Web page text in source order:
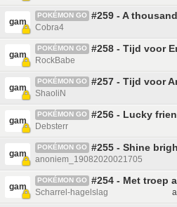
gam
POKÉMON GO #259 - A
Cobra4
gam
POKÉMON GO #258 - Tijd voor
RockBabe
gam
POKÉMON GO #257 - Tijd voor
ShaoliN
gam
POKÉMON GO #256 - Lucky
Debsterr
gam
POKÉMON GO #255 - Shine
anoniem_19082020021705
gam
POKÉMON GO #254 - Met troep
Scharrel-hagelslag